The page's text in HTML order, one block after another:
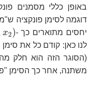
באופן כללי מסמנים
דוגמה לסימן פונקציה
יחסים מתוארים כך -
x2)
לנו כאן: קודם כל את
(הסוגר הזה הוא חלק
משתנה, אחר כך הסימן